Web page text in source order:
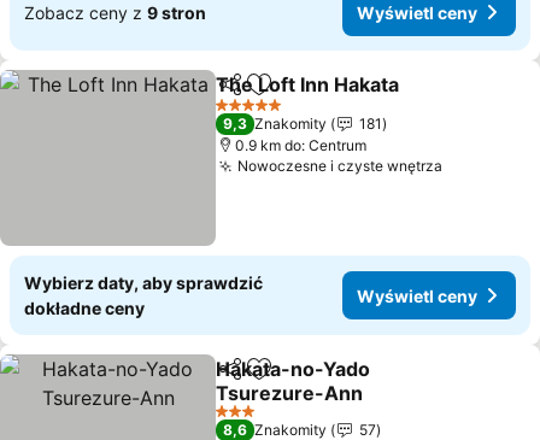
Zobacz ceny z 9 stron Wyświetl ceny
Udostępnij
Dodaj do ulubionych
The Loft Inn Hakata
5 Kategoria
9,3 Znakomity
181
0.9 km do: Centrum
Nowoczesne i czyste wnętrza
Wybierz daty, aby sprawdzić
dokładne ceny
Wyświetl ceny
Udostępnij
Dodaj do ulubionych
Hakata-no-Yado
Tsurezure-Ann
Wyświetl ceny
3 Kategoria
8,6 Znakomity
57